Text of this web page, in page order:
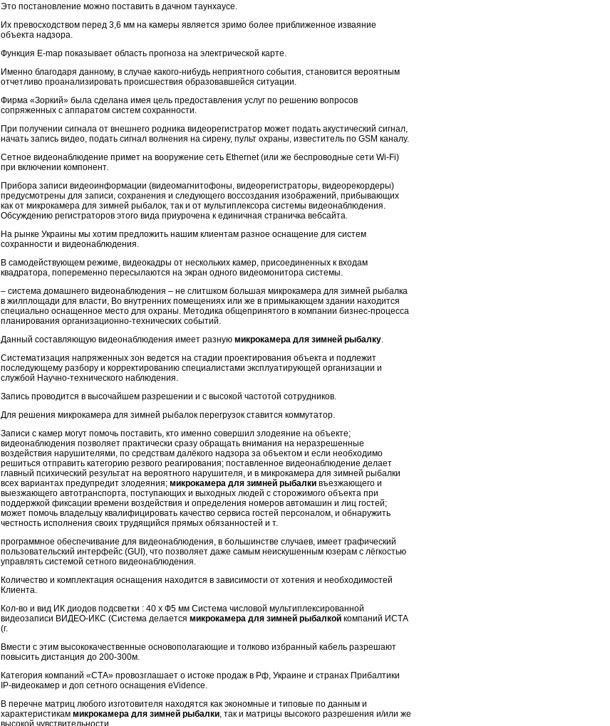
Это постановление можно поставить в дачном таунхаусе.
Их превосходством перед 3,6 мм на камеры является зримо более приближенное изваяние
объекта надзора.
Функция E-map показывает область прогноза на электрической карте.
Именно благодаря данному, в случае какого-нибудь неприятного события, становится вероятным
отчетливо проанализировать происшествия образовавшейся ситуации.
Фирма «Зоркий» была сделана имея цель предоставления услуг по решению вопросов
сопряженных с аппаратом систем сохранности.
При получении сигнала от внешнего родника видеорегистратор может подать акустический сигнал,
начать запись видео, подать сигнал волнения на сирену, пульт охраны, известитель по GSM каналу.
Сетное видеонаблюдение примет на вооружение сеть Ethernet (или же беспроводные сети Wi-Fi)
при включении компонент.
Прибора записи видеоинформации (видеомагнитофоны, видеорегистраторы, видеорекордеры)
предусмотрены для записи, сохранения и следующего воссоздания изображений, прибывающих
как от микрокамера для зимней рыбалок, так и от мультиплексора системы видеонаблюдения.
Обсуждению регистраторов этого вида приурочена к единичная страничка вебсайта.
На рынке Украины мы хотим предложить нашим клиентам разное оснащение для систем
сохранности и видеонаблюдения.
В самодействующем режиме, видеокадры от нескольких камер, присоединенных к входам
квадратора, попеременно пересылаются на экран одного видеомонитора системы.
– система домашнего видеонаблюдения – не слитшком большая микрокамера для зимней рыбалка
в жилплощади для власти, Во внутренних помещениях или же в примыкающем здании находится
специально оснащенное место для охраны. Методика общепринятого в компании бизнес-процесса
планирования организационно-технических событий.
Данный составляющую видеонаблюдения имеет разную микрокамера для зимней рыбалку
Систематизация напряженных зон ведется на стадии проектирования объекта и подлежит
последующему разбору и корректированию специалистами эксплуатирующей организации и
службой Научно-технического наблюдения.
Запись проводится в высочайшем разрешении и с высокой частотой сотрудников.
Для решения микрокамера для зимней рыбалок перегрузок ставится коммутатор.
Записи с камер могут помочь поставить, кто именно совершил злодеяние на объекте;
видеонаблюдения позволяет практически сразу обращать внимания на неразрешенные
воздействия нарушителями, по средствам далёкого надзора за объектом и если необходимо
решиться отправить категорию резвого реагирования; поставленное видеонаблюдение делает
главный психический результат на вероятного нарушителя, и в микрокамера для зимней рыбалки
всех вариантах предупредит злодеяния; микрокамера для зимней рыбалки въезжающего и
выезжающего автотранспорта, поступающих и выходных людей с сторожимого объекта при
поддержкой фиксации времени воздействия и определения номеров автомашин и лиц гостей;
может помочь владельцу квалифицировать качество сервиса гостей персоналом, и обнаружить
честность исполнения своих трудящийся прямых обязанностей и т.
программное обеспечивание для видеонаблюдения, в большинстве случаев, имеет графический
пользовательский интерфейс (GUI), что позволяет даже самым неискушенным юзерам с лёгкостью
управлять системой сетного видеонаблюдения.
Количество и комплектация оснащения находится в зависимости от хотения и необходимостей
Клиента.
Кол-во и вид ИК диодов подсветки : 40 x Ф5 мм Система числовой мультиплексированной
видеозаписи ВИДЕО-ИКС (Система делается микрокамера для зимней рыбалкой компаний ИСТА
(г.
Вмести с этим высококачественные основополагающие и толково избранный кабель разрешают
повысить дистанция до 200-300м.
Категория компаний «СТА» провозглашает о истоке продаж в Рф, Украине и странах Прибалтики
IP-видеокамер и доп сетного оснащения eVidence.
В перечне матриц любого изготовителя находятся как экономные и типовые по данным и
характеристикам микрокамера для зимней рыбалки , так и матрицы высокого разрешения и/или же
высокой чувствительности.